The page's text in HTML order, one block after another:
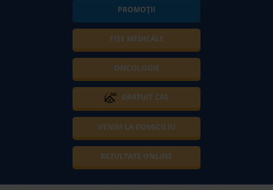
PROMOȚII
FIȘE MEDICALE
ONCOLOGIE
GRATUIT CAS
VENIM LA DOMICILIU
REZULTATE ONLINE